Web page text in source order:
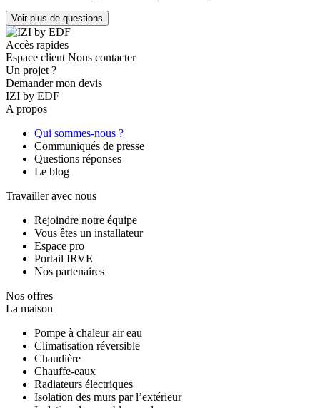
Voir plus de questions
Accès rapides
Espace client Nous contacter
Un projet ?
Demander mon devis
IZI by EDF
A propos
Qui sommes-nous ?
Communiqués de presse
Questions réponses
Le blog
Travailler avec nous
Rejoindre notre équipe
Vous êtes un installateur
Espace pro
Portail IRVE
Nos partenaires
Nos offres
La maison
Pompe à chaleur air eau
Climatisation réversible
Chaudière
Chauffe-eaux
Radiateurs électriques
Isolation des murs par l’extérieur